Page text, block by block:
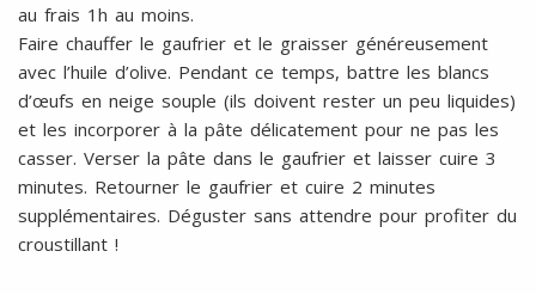
au frais 1h au moins.
Faire chauffer le gaufrier et le graisser généreusement
avec l’huile d’olive. Pendant ce temps, battre les blancs
d’œufs en neige souple (ils doivent rester un peu liquides)
et les incorporer à la pâte délicatement pour ne pas les
casser. Verser la pâte dans le gaufrier et laisser cuire 3
minutes. Retourner le gaufrier et cuire 2 minutes
supplémentaires. Déguster sans attendre pour profiter du
croustillant !